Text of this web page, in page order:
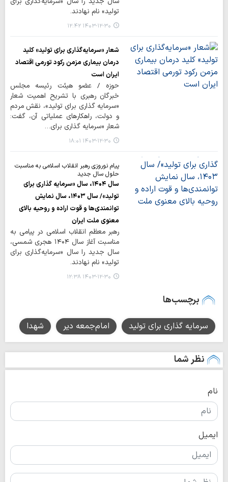
تولید» نام نهادند.
۱۴۰۳-۱۲-۳۰ ۱۲:۴۲
شعار «سرمایه‌گذاری برای تولید» کلید
درمان بیماری مزمن رکود تورمی اقتصاد
ایران است
حوزه / عضو هیئت رئیسه مجلس
خبرگان رهبری با تشریح اهمیت شعار
«سرمایه گذاری برای تولید»، نقش مردم
و دولت، راهکارهای عملیاتی آن، گفت:
شعار «سرمایه گذاری برای…
۱۴۰۳-۱۲-۳۰ ۱۸:۰۱
پیام نوروزی رهبر انقلاب اسلامی به مناسبت
حلول سال جدید
سال ۱۴۰۴، سال «سرمایه گذاری برای
تولید»/ سال ۱۴۰۳، سال نمایش
توانمندی‌ها و قوت اراده و روحیه بالای
معنوی ملت ایران
رهبر معظم انقلاب اسلامی در پیامی به
مناسبت آغاز سال ۱۴۰۴ هجری شمسی،
سال جدید را سال «سرمایه‌گذاری برای
تولید» نام نهادند.
۱۴۰۳-۱۲-۳۰ ۱۲:۳۸
برچسب‌ها
سرمایه گذاری برای تولید امام‌جمعه دیر شهدا
نظر شما
نام
ایمیل